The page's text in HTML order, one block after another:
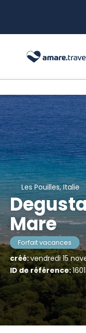
Les Pouilles, Italie
Mare
Forfait vacances
créé:vendredi 15
ID de référence: